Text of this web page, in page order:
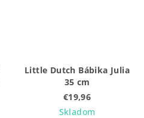
Little Dutch Bábika Julia
35 cm
€19,96
Skladom